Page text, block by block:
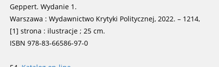
Geppert. Wydanie 1.
Warszawa : Wydawnictwo Krytyki Politycznej, 2022. – 1214,
[1] strona : ilustracje ; 25 cm.
ISBN 978-83-66586-97-0